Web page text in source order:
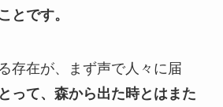
とです。
存在が、まず声で人々に届
って、森から出た時とはまた